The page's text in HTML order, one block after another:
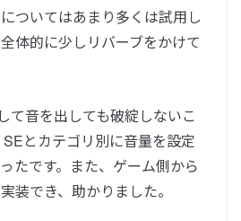
ついてはあまり多くは試用し
体的に少しリバーブをかけて
て音を出しても破綻しないこ
とカテゴリ別に音量を設定
たです。 また、ゲーム側から
装でき、助かりました。